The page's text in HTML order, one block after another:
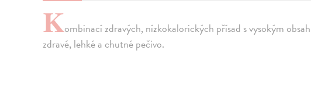
Kombinací zdravých, nízkokalorických přísad s vysokým
zdravé, lehké a chutné pečivo.